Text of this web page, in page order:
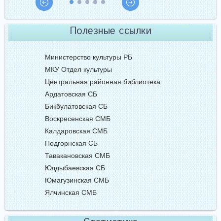
Полезные ссылки
Министерство культуры РБ
МКУ Отдел культуры
Центральная районная библиотека
Ардатовская СБ
Бикбулатовская СБ
Воскресенская СМБ
Калдаровская СМБ
Подгорнская СБ
Тавакановская СМБ
Юлдыбаевская СБ
Юмагузинская СМБ
Ялчинская СМБ